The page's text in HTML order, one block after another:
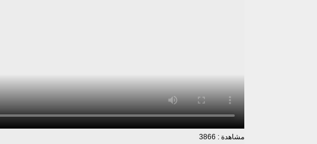
مشاهدة : 3866